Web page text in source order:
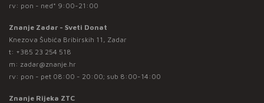
rv: pon - ned* 9:00-21:00
Znanje Zadar - Sveti Donat
Knezova Šubića Bribirskih 11, Zadar
t: +385 23 254 518
m: zadar@znanje.hr
rv: pon - pet 08:00 - 20:00; sub 8:00-14:00
Znanje Rijeka ZTC